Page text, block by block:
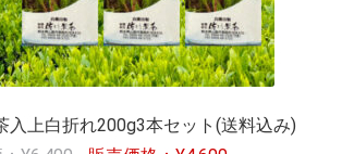
入上白折れ200g3本セット(送料込み)